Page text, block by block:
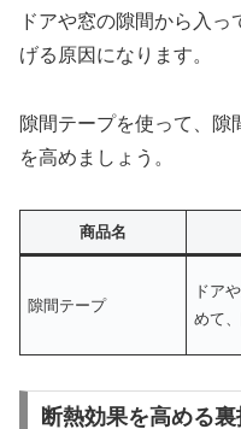
ドアや窓の隙間から入
げる原因になります。
隙間テープを使って、隙
を高めましょう。
商品名
隙間テープ
ドア
めて
断熱効果を高める